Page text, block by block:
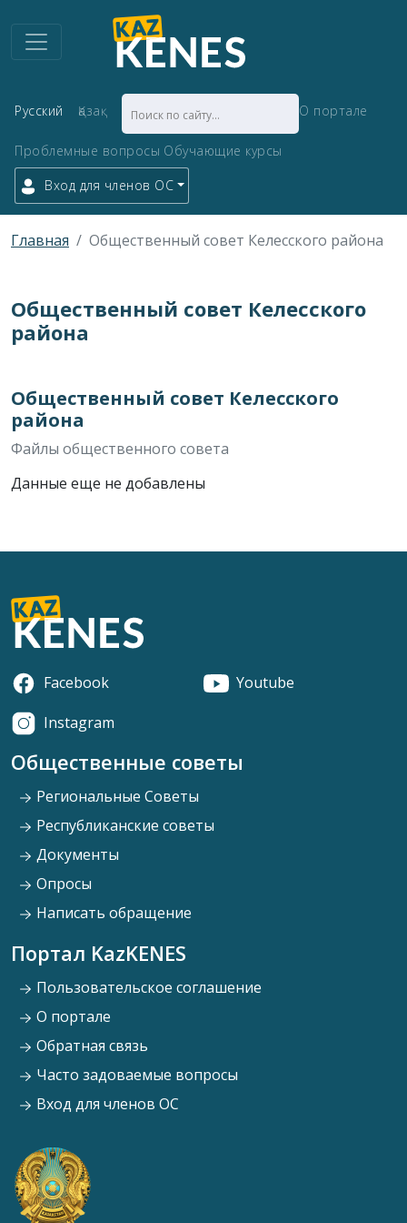
Русский Қазақ О портале
Проблемные вопросы Обучающие курсы
Вход для членов ОС
Главная Общественный совет Келесского района
Общественный совет Келесского
района
Общественный совет Келесского
района
Файлы общественного совета
Данные еще не добавлены
Facebook
Youtube
Instagram
Общественные советы
Региональные Советы
Республиканские советы
Документы
Опросы
Написать обращение
Портал KazKENES
Пользовательское соглашение
О портале
Обратная связь
Часто задоваемые вопросы
Вход для членов ОС